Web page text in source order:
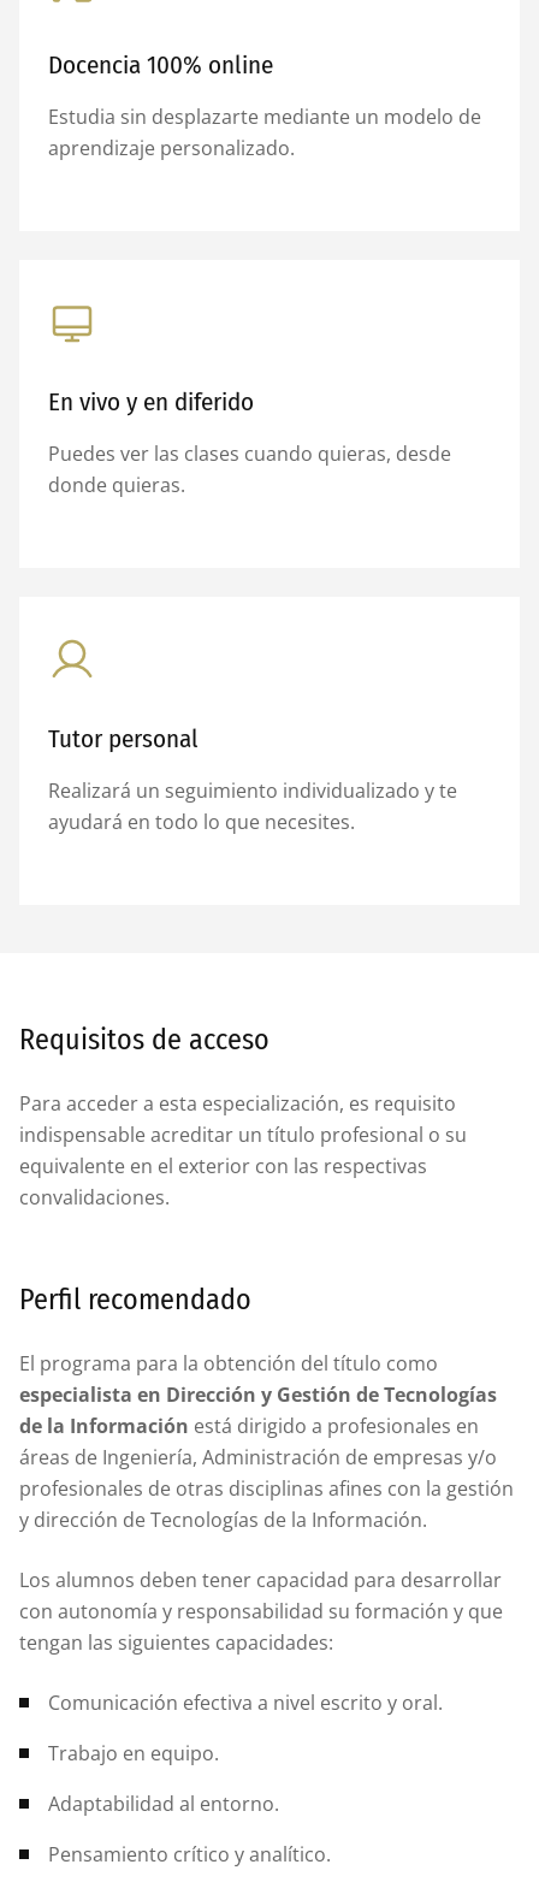
Docencia 100% online
Estudia sin desplazarte mediante un modelo de
aprendizaje personalizado.
En vivo y en diferido
Puedes ver las clases cuando quieras, desde
donde quieras.
Tutor personal
Realizará un seguimiento individualizado y te
ayudará en todo lo que necesites.
Requisitos de acceso
Para acceder a esta especialización, es requisito
indispensable acreditar un título profesional o su
equivalente en el exterior con las respectivas
convalidaciones.
Perfil recomendado
El programa para la obtención del título como
especialista en Dirección y Gestión de Tecnologías
de la Información está dirigido a profesionales en
áreas de Ingeniería, Administración de empresas y/o
profesionales de otras disciplinas afines con la gestión
y dirección de Tecnologías de la Información.
Los alumnos deben tener capacidad para desarrollar
con autonomía y responsabilidad su formación y que
tengan las siguientes capacidades:
Comunicación efectiva a nivel escrito y oral.
Trabajo en equipo.
Adaptabilidad al entorno.
Pensamiento crítico y analítico.